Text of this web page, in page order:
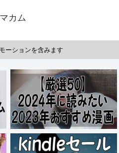
カム
ーションを含みます